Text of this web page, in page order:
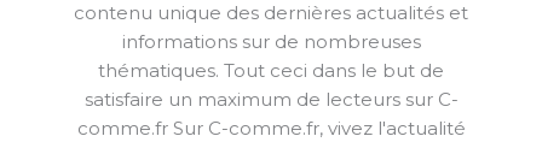
contenu unique des dernières actualités et
informations sur de nombreuses
thématiques. Tout ceci dans le but de
satisfaire un maximum de lecteurs sur C-
comme.fr Sur C-comme.fr, vivez l'actualité